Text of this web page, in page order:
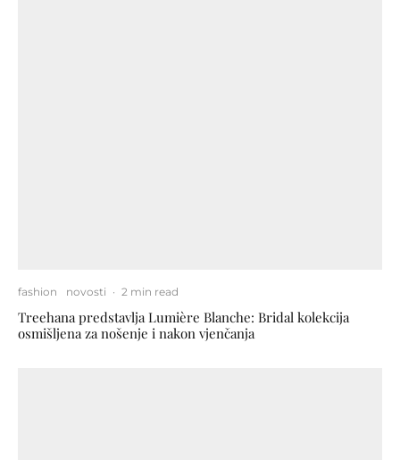
fashion novosti · 2 min read
Treehana predstavlja Lumière Blanche: Bridal kolekcija
osmišljena za nošenje i nakon vjenčanja